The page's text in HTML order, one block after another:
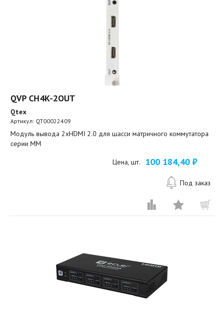
QVP CH4K-2OUT
Qtex
Артикул: QT00022409
Модуль вывода 2xHDMI 2.0 для шасси матричного коммутатора
серии MM
Цена, шт. 100 184,40 ₽
Под заказ